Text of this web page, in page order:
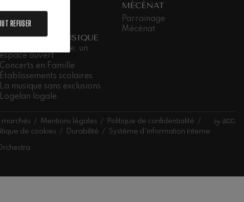
Orkestrarekin
LA SALLE DE MUSIQUE
La Salle de musique, un
espace ouvert
Concerts en Famille
Établissements scolaires
La musique sans exclusions
Logelan logale
MÉCÉNAT
Parrainage
Mécénat
marchés Mentions légales
Politique de confidentialité
de cookies Durabilité Système d'information interne
REFUSER